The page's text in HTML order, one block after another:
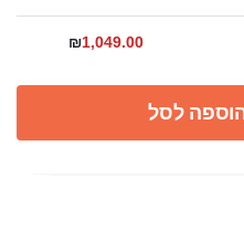
₪1,049.00
לסל